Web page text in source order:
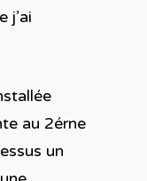
j’ai
au 2érne
un